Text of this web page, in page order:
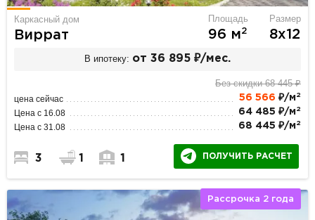
Каркасный дом
Виррат
Площадь
96 м2
Размер
8х12
В ипотеку: от 36 895 ₽/мес.
Без скидки 68 445 ₽
цена сейчас 56 566 ₽/м 2
Цена с 16.08 64 485 ₽/м 2
Цена с 31.08 68 445 ₽/м 2
3 1 1 ПОЛУЧИТЬ РАСЧЕТ
Рассрочка 2 года